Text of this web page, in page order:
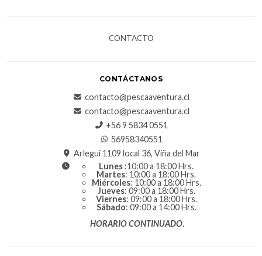
CONTACTO
CONTÁCTANOS
contacto@pescaaventura.cl
contacto@pescaaventura.cl
+56 9 5834 0551
56958340551
Arlegui 1109 local 36, Viña del Mar
Lunes :10:00 a 18:00 Hrs.
Martes: 10:00 a 18:00 Hrs.
Miércoles: 10:00 a 18:00 Hrs.
Jueves: 09:00 a 18:00 Hrs.
Viernes: 09:00 a 18:00 Hrs.
Sábado: 09:00 a 14:00 Hrs.
HORARIO CONTINUADO.